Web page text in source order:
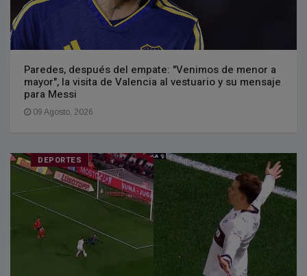
Paredes, después del empate: "Venimos de menor a
mayor", la visita de Valencia al vestuario y su mensaje
para Messi
09 Agosto, 2026
DEPORTES